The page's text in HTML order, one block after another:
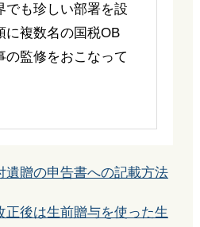
でも珍しい部署を設
に複数名の国税OB
の監修をおこなって
遺贈の申告書への記載方法
正後は生前贈与を使った生